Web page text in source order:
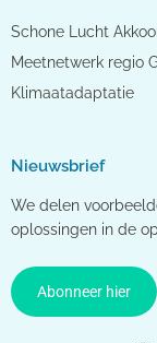
Schone Lucht
Meetnetwerk regio
Klimaatadaptatie
Nieuwsbrief
We delen
oplossingen in de
Abonneer hier